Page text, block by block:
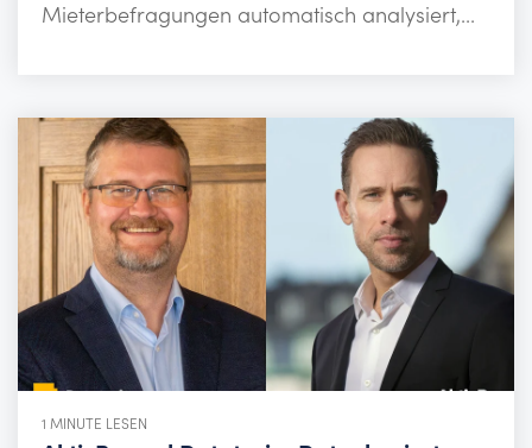
Mieterbefragungen automatisch analysiert,...
1 MINUTE LESEN